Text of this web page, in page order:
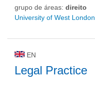
grupo de áreas: direito
University of West London
EN
Legal Practice